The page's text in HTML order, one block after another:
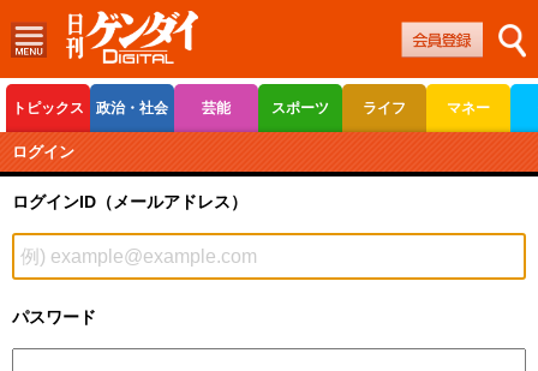
トピックス 政治・社会 芸能 スポーツ ライフ マネー
ボートレース
ログイン
ログインID（メールアドレス）
パスワード